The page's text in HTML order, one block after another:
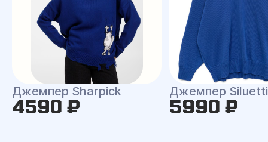
Джемпер Sharpick
4590 ₽
Джемпер
5990 ₽